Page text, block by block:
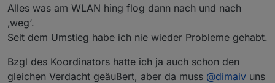
Alles was am WLAN hing flog dann nach und nach
‚weg‘.
Seit dem Umstieg habe ich nie wieder Probleme gehabt.
Bzgl des Koordinators hatte ich ja auch schon den
gleichen Verdacht geäußert, aber da muss @dimaiv uns